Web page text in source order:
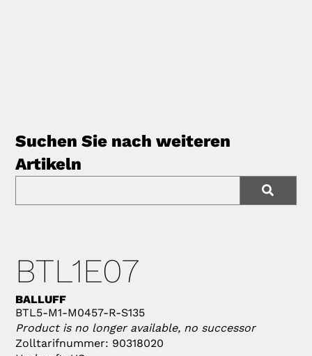
Suchen Sie nach weiteren
Artikeln
BTL1E07
BALLUFF
BTL5-M1-M0457-R-S135
Product is no longer available, no successor
Zolltarifnummer: 90318020